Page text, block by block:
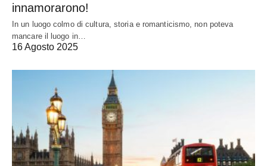
innamorarono!
In un luogo colmo di cultura, storia e romanticismo, non poteva
mancare il luogo in…
16 Agosto 2025